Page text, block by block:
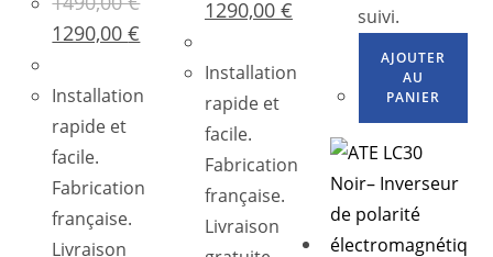
1290,00€
Installation
rapide et
facile.
Fabrication
française.
Livraison
1290,00 €
Installation
rapide et
facile.
Fabrication
française.
Livraison
suivi.
AJOUTER
AU
PANIER